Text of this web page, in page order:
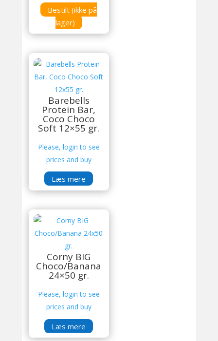
Bestilt (ikke på
lager)
Barebells
Protein Bar,
Coco Choco
Soft 12×55 gr.
Please, login to see
prices and buy
Læs mere
Corny BIG
Choco/Banana
24×50 gr.
Please, login to see
prices and buy
Læs mere